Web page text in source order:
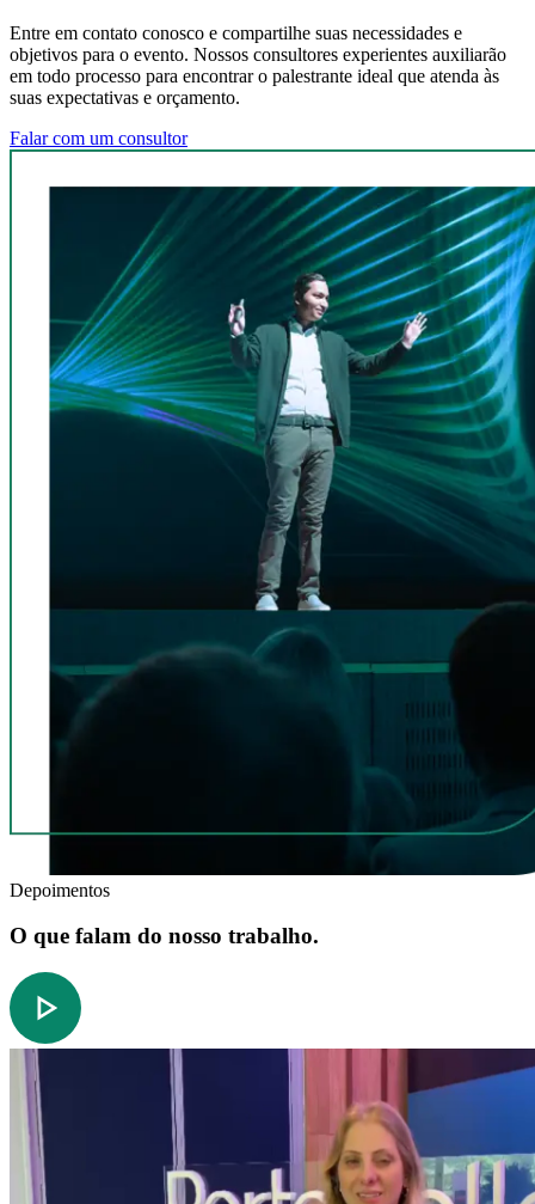
Entre em contato conosco e compartilhe suas necessidades e
objetivos para o evento. Nossos consultores experientes auxiliarão
em todo processo para encontrar o palestrante ideal que atenda às
suas expectativas e orçamento.
Falar com um consultor
Depoimentos
O que falam do nosso trabalho.